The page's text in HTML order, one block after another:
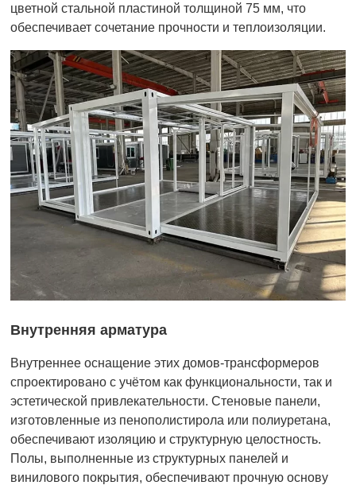
цветной стальной пластиной толщиной 75 мм, что
обеспечивает сочетание прочности и теплоизоляции.
Внутренняя арматура
Внутреннее оснащение этих домов-трансформеров
спроектировано с учётом как функциональности, так и
эстетической привлекательности. Стеновые панели,
изготовленные из пенополистирола или полиуретана,
обеспечивают изоляцию и структурную целостность.
Полы, выполненные из структурных панелей и
винилового покрытия, обеспечивают прочную основу